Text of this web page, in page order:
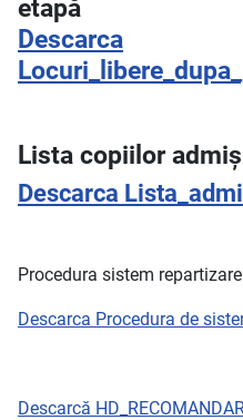
etapă
Descarca
Lista copiilor
Descarca
Procedura sistem repartizare
Descarca Procedura de
Descarcă